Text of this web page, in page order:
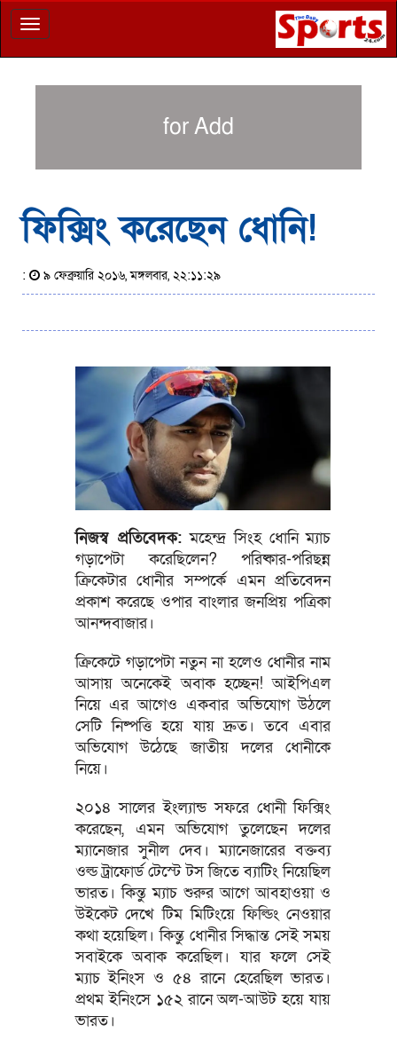
Toggle
navigation
for Add
ফিক্সিং করেছেন ধোনি!
: ৯ ফেব্রুয়ারি ২০১৬, মঙ্গলবার, ২২:১১:২৯
নিজস্ব প্রতিবেদক: মহেন্দ্র সিংহ ধোনি ম্যাচ
গড়াপেটা করেছিলেন? পরিষ্কার-পরিছন্ন
ক্রিকেটার ধোনীর সম্পর্কে এমন প্রতিবেদন
প্রকাশ করেছে ওপার বাংলার জনপ্রিয় পত্রিকা
আনন্দবাজার।
ক্রিকেটে গড়াপেটা নতুন না হলেও ধোনীর নাম
আসায় অনেকেই অবাক হচ্ছেন! আইপিএল
নিয়ে এর আগেও একবার অভিযোগ উঠলে
সেটি নিষ্পত্তি হয়ে যায় দ্রুত। তবে এবার
অভিযোগ উঠেছে জাতীয় দলের ধোনীকে
নিয়ে।
২০১৪ সালের ইংল্যান্ড সফরে ধোনী ফিক্সিং
করেছেন, এমন অভিযোগ তুলেছেন দলের
ম্যানেজার সুনীল দেব। ম্যানেজারের বক্তব্য
ওল্ড ট্রাফোর্ড টেস্টে টস জিতে ব্যাটিং নিয়েছিল
ভারত। কিন্তু ম্যাচ শুরুর আগে আবহাওয়া ও
উইকেট দেখে টিম মিটিংয়ে ফিল্ডিং নেওয়ার
কথা হয়েছিল। কিন্তু ধোনীর সিদ্ধান্ত সেই সময়
সবাইকে অবাক করেছিল। যার ফলে সেই
ম্যাচ ইনিংস ও ৫৪ রানে হেরেছিল ভারত।
প্রথম ইনিংসে ১৫২ রানে অল-আউট হয়ে যায়
ভারত।